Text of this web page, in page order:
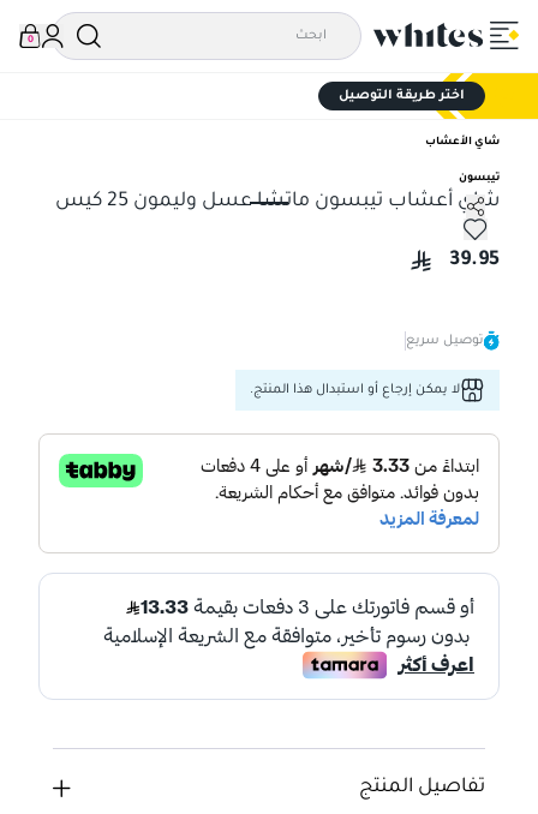
0
اختر طريقة التوصيل
شاي الأعشاب
تيبسون
شاي أعشاب تيبسون ماتشا عسل وليمون 25 كيس
شاي أعشاب تيبسون ماتشا عسل وليمون 25 كيس
39.95
توصيل سريع
لا يمكن إرجاع أو استبدال هذا المنتج.
تفاصيل المنتج